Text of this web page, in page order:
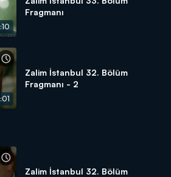
Fragmanı
Zalim İstanbul 32. Bölüm
Fragmanı - 2
Zalim İstanbul 32. Bölüm